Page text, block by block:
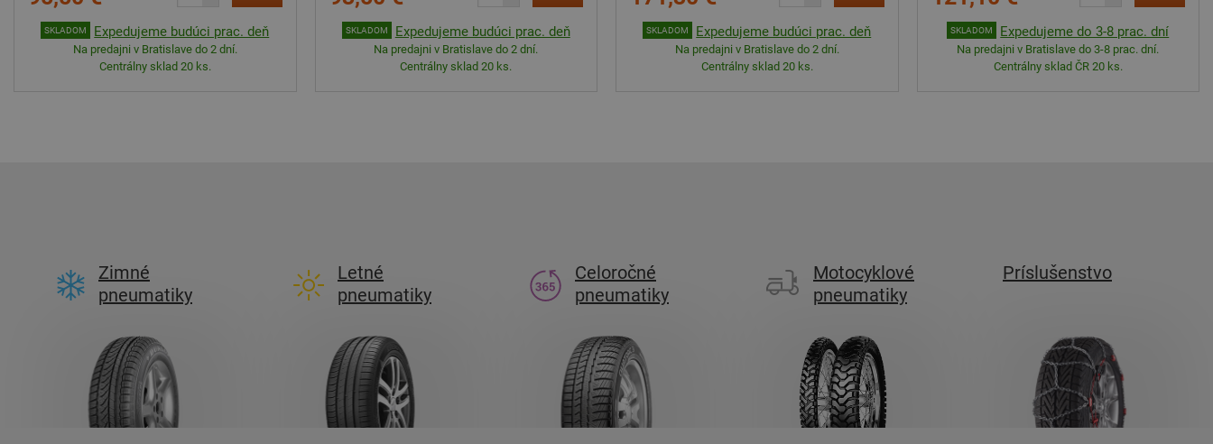
SKLADOM Expedujeme budúci prac. deň
Na predajni v Bratislave do 2 dní.
Centrálny sklad 20 ks.
SKLADOM Expedujeme budúci prac. deň
Na predajni v Bratislave do 2 dní.
Centrálny sklad 20 ks.
SKLADOM Expedujeme budúci prac. deň
Na predajni v Bratislave do 2 dní.
Centrálny sklad 20 ks.
SKLADOM Expedujeme do 3-8 prac. dní
Na predajni v Bratislave do 3-8 prac. dní.
Centrálny sklad ČR 20 ks.
Zimné
pneumatiky
Letné
pneumatiky
Celoročné
pneumatiky
Motocyklové
pneumatiky
Príslušenstvo